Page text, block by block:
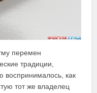
перемен
традиции,
воспринималось, как
тот же владелец